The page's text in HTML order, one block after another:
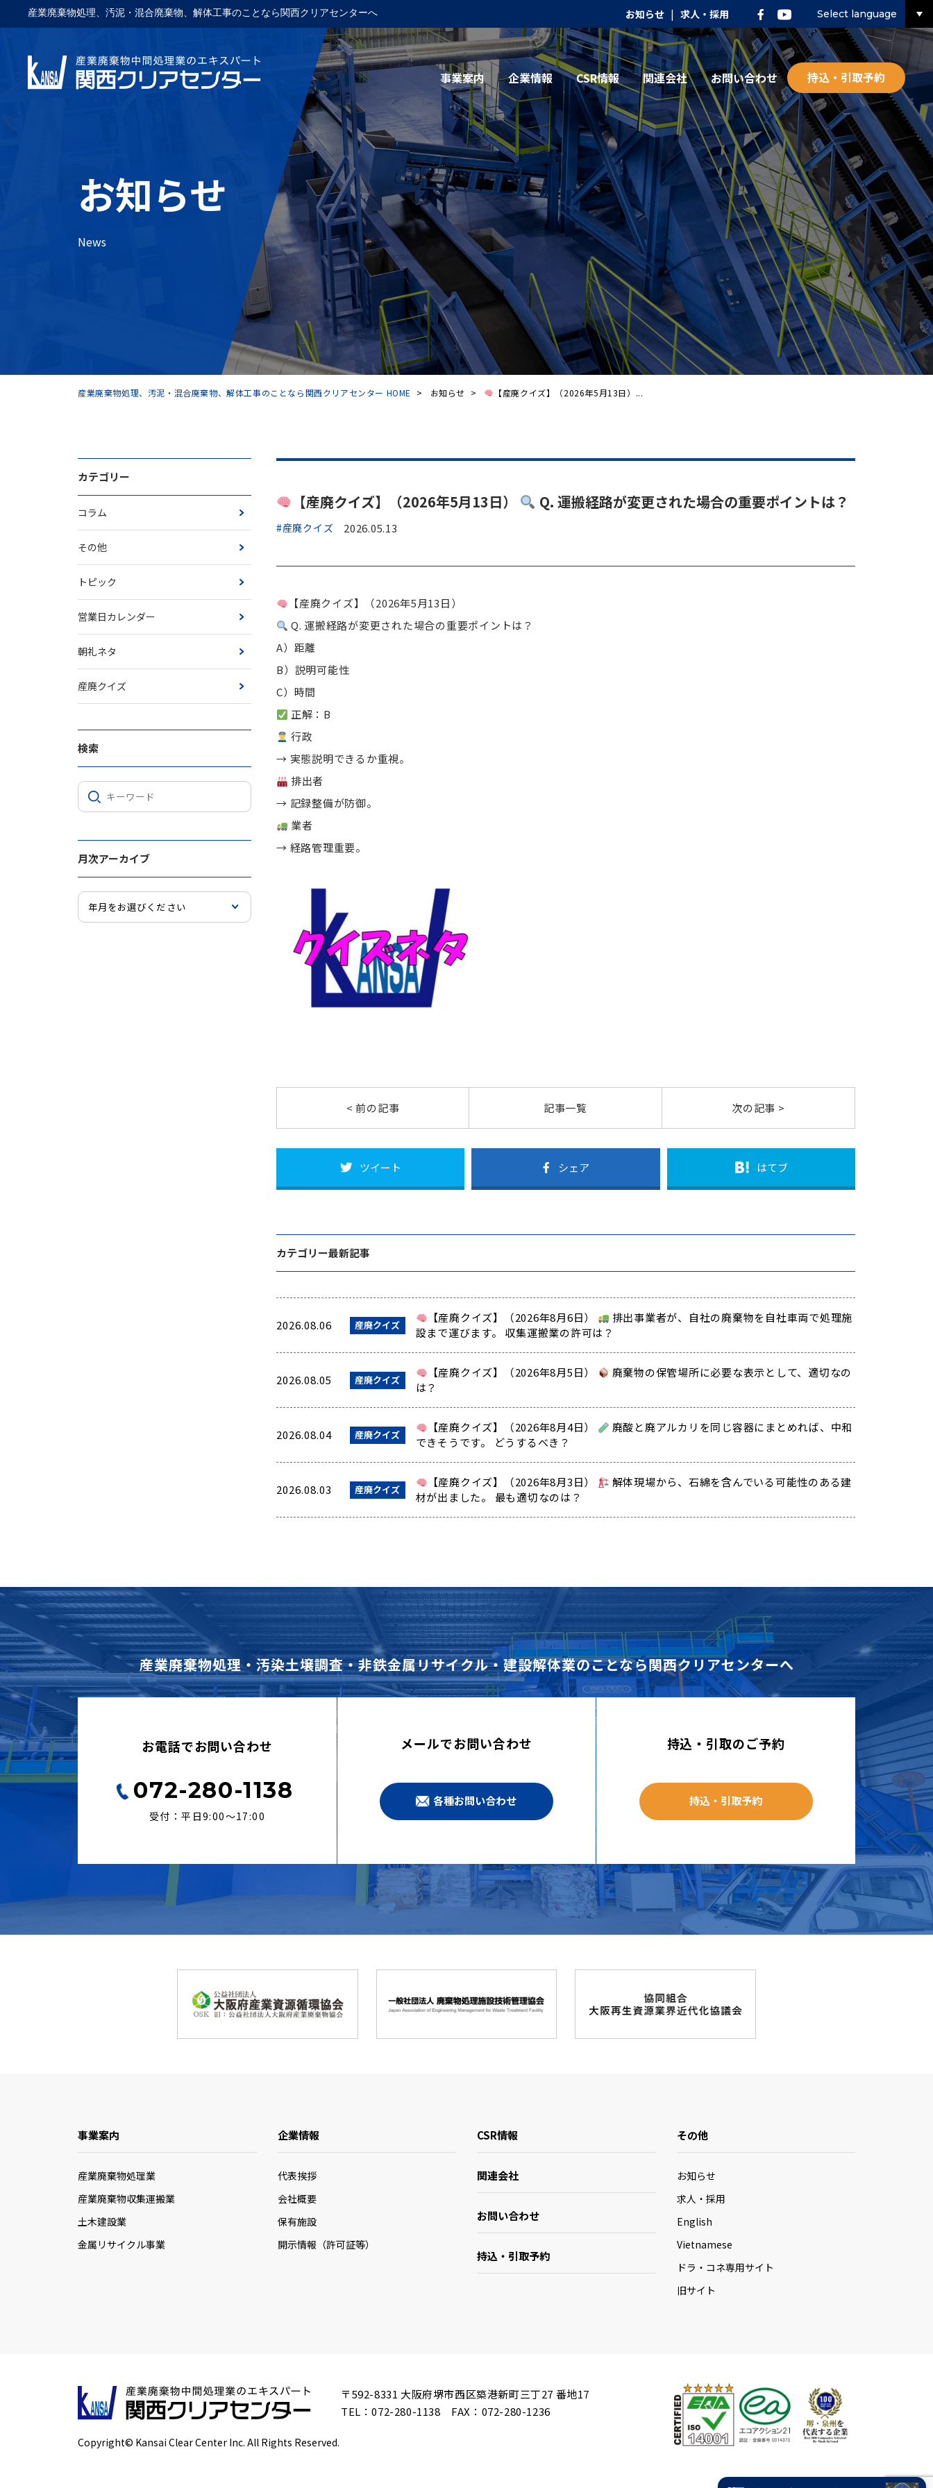
産業廃棄物処理、汚泥・混合廃棄物、解体工事のことなら関西クリアセンターへ お知らせ | 求人・採用 Select language
事業案内 企業情報 CSR情報 関連会社 お問い合わせ 持込・引取予約
お知らせ
News
産業廃棄物処理、汚泥・混合廃棄物、解体工事のことなら関西クリアセンター HOME > お知らせ > 【産廃クイズ】（2026年5月13日）...
カテゴリー
コラム
その他
トピック
営業日カレンダー
朝礼ネタ
産廃クイズ
検索
月次アーカイブ
【産廃クイズ】（2026年5月13日） Q. 運搬経路が変更された場合の重要ポイントは？
#産廃クイズ 2026.05.13
【産廃クイズ】（2026年5月13日）
Q. 運搬経路が変更された場合の重要ポイントは？
A）距離
B）説明可能性
C）時間
正解：B
行政
→ 実態説明できるか重視。
排出者
→ 記録整備が防御。
業者
→ 経路管理重要。
< 前の記事 記事一覧 次の記事 >
ツイート シェア はてブ
カテゴリー最新記事
2026.08.06 産廃クイズ 【産廃クイズ】（2026年8月6日）
排出事業者が、自社の廃棄物を自社車両で処理施
設まで運びます。 収集運搬業の許可は？
2026.08.05 産廃クイズ 【産廃クイズ】（2026年8月5日）
廃棄物の保管場所に必要な表示として、適切なの
は？
2026.08.04 産廃クイズ 【産廃クイズ】（2026年8月4日）
廃酸と廃アルカリを同じ容器にまとめれば、中和
できそうです。 どうするべき？
2026.08.03 産廃クイズ 【産廃クイズ】（2026年8月3日）
解体現場から、石綿を含んでいる可能性のある建
材が出ました。 最も適切なのは？
産業廃棄物処理・汚染土壌調査・非鉄金属リサイクル・建設解体業のことなら関西クリアセンターへ
お電話でお問い合わせ
072-280-1138
受付：平日9:00〜17:00
メールでお問い合わせ
各種お問い合わせ
持込・引取のご予約
持込・引取予約
事業案内
産業廃棄物処理業
産業廃棄物収集運搬業
土木建設業
金属リサイクル事業
企業情報
代表挨拶
会社概要
保有施設
開示情報（許可証等）
CSR情報
関連会社
お問い合わせ
持込・引取予約
その他
お知らせ
求人・採用
English
Vietnamese
ドラ・コネ専用サイト
旧サイト
〒592-8331 大阪府堺市西区築港新町三丁27 番地17
TEL：072-280-1138 FAX：072-280-1236
Copyright© Kansai Clear Center Inc. All Rights Reserved.